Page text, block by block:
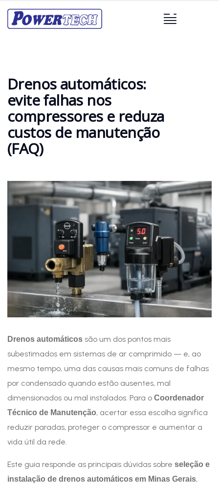
Drenos automáticos:
evite falhas nos
compressores e reduza
custos de manutenção
(FAQ)
Drenos automáticos são um dos pontos mais
subestimados em sistemas de ar comprimido — e, ao
mesmo tempo, uma das causas mais comuns de falhas
por condensado quando estão ausentes, mal
dimensionados ou mal instalados. Para o Coordenador
Técnico de Manutenção, acertar essa escolha significa
reduzir paradas, proteger o compressor e aumentar a
vida útil da rede.
Este guia responde as principais dúvidas sobre seleção e
instalação de drenos automáticos em Minas Gerais,